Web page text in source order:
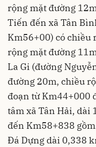
rộng mặt đường
Tiến đến xã Tân
Km56+00) có chiều
rộng mặt đường
La Gi (đường
đường 20m, chiều
đoạn từ Km44+000
tâm xã Tân Hải,
đến Km58+838
Đá Dựng dài 0,338